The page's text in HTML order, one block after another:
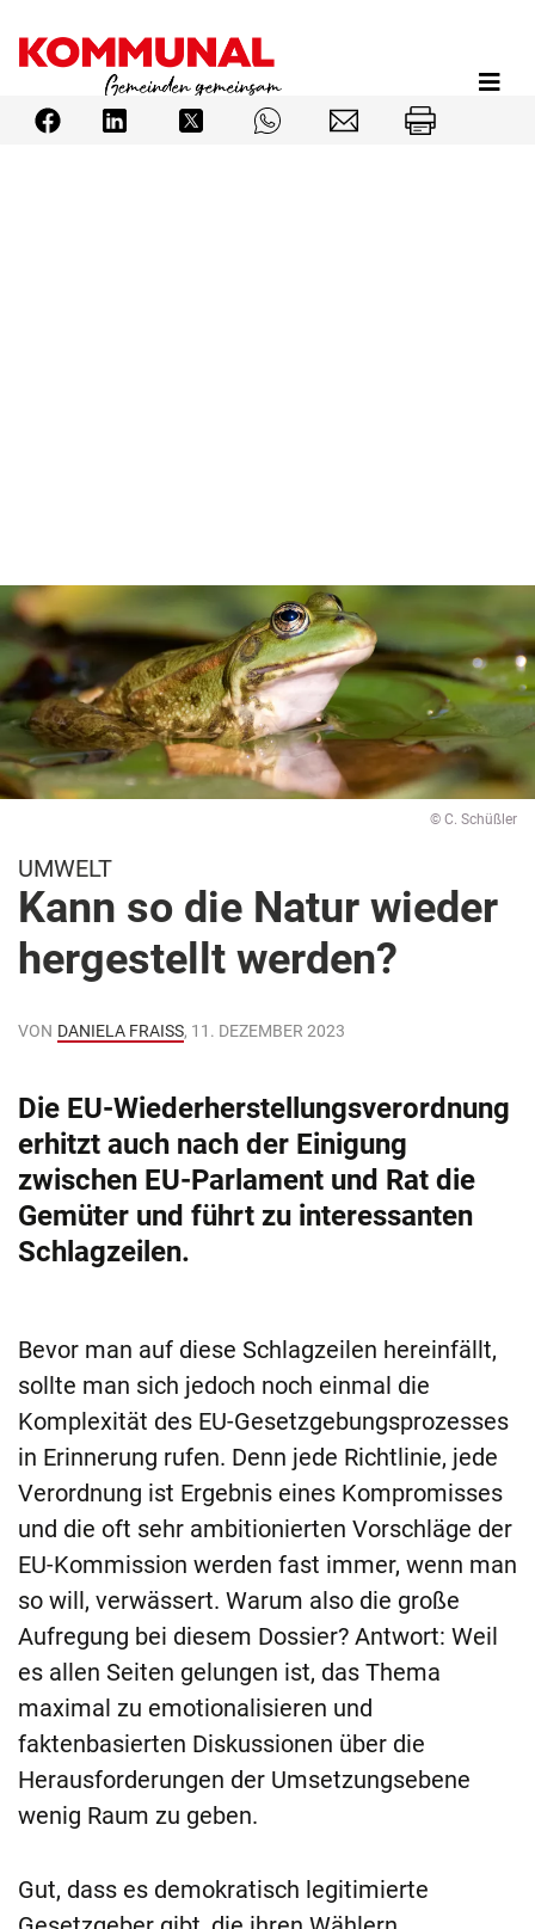
Inhalt
© C. Schüßler
UMWELT
Kann so die Natur wieder
hergestellt werden?
VON DANIELA FRAISS, 11. DEZEMBER 2023
Die EU-Wiederherstellungsverordnung
erhitzt auch nach der Einigung
zwischen EU-Parlament und Rat die
Gemüter und führt zu interessanten
Schlagzeilen.
Bevor man auf diese Schlagzeilen hereinfällt,
sollte man sich jedoch noch einmal die
Komplexität des EU-Gesetzgebungsprozesses
in Erinnerung rufen. Denn jede Richtlinie, jede
Verordnung ist Ergebnis eines Kompromisses
und die oft sehr ambitionierten Vorschläge der
EU-Kommission werden fast immer, wenn man
so will, verwässert. Warum also die große
Aufregung bei diesem Dossier? Antwort: Weil
es allen Seiten gelungen ist, das Thema
maximal zu emotionalisieren und
faktenbasierten Diskussionen über die
Herausforderungen der Umsetzungsebene
wenig Raum zu geben.
Gut, dass es demokratisch legitimierte